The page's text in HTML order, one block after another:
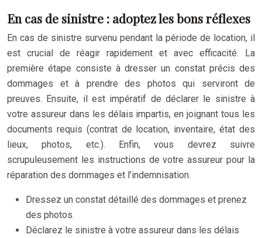
En cas de sinistre : adoptez les bons réflexes
En cas de sinistre survenu pendant la période de location, il
est crucial de réagir rapidement et avec efficacité. La
première étape consiste à dresser un constat précis des
dommages et à prendre des photos qui serviront de
preuves. Ensuite, il est impératif de déclarer le sinistre à
votre assureur dans les délais impartis, en joignant tous les
documents requis (contrat de location, inventaire, état des
lieux, photos, etc.). Enfin, vous devrez suivre
scrupuleusement les instructions de votre assureur pour la
réparation des dommages et l’indemnisation.
Dressez un constat détaillé des dommages et prenez
des photos.
Déclarez le sinistre à votre assureur dans les délais